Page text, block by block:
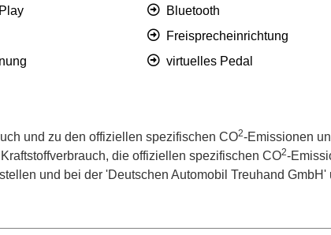
Bluetooth
Freisprecheinrichtung
virtuelles Pedal
und zu den offiziellen spezifischen CO2-Emissionen
die offiziellen spezifischen CO2-
und bei der 'Deutschen Automobil Treuhand